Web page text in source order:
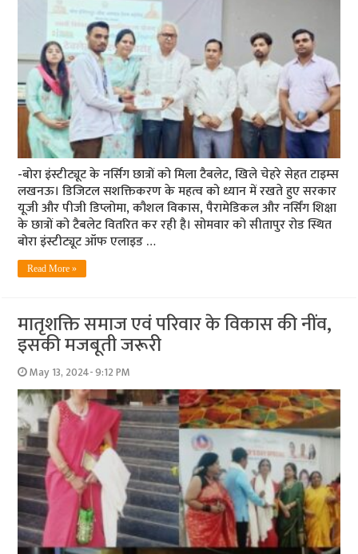
-बोरा इंस्टीट्यूट के नर्सिग छात्रों को मिला टैबलेट, खिले चेहरे सेहत टाइम्स
लखनऊ। डिजिटल सशक्तिकरण के महत्व को ध्यान में रखते हुए सरकार
यूजी और पीजी डिप्लोमा, कौशल विकास, पैरामेडिकल और नर्सिंग शिक्षा
के छात्रों को टैबलेट वितरित कर रही है। सोमवार को सीतापुर रोड स्थित
बोरा इंस्टीट्यूट ऑफ एलाइड …
Read More »
मातृशक्ति समाज एवं परिवार के विकास की नींव,
इसकी मजबूती जरूरी
May 13, 2024- 9:12 PM